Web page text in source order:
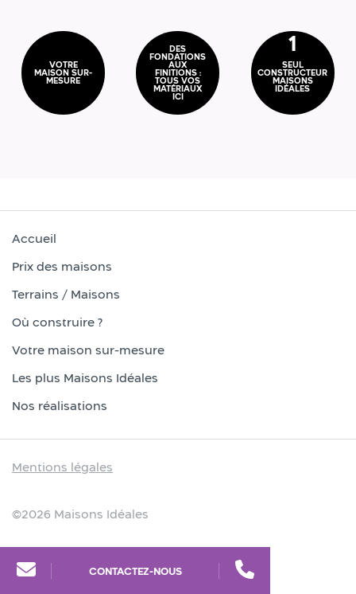
CONTACTEZ-NOUS
VOTRE
MAISON SUR-
MESURE
DES
FONDATIONS
AUX
FINITIONS :
TOUS VOS
MATÉRIAUX
ICI
1
SEUL
CONSTRUCTEUR
MAISONS
IDÉALES
Accueil
Prix des maisons
Terrains / Maisons
Où construire ?
Votre maison sur-mesure
Les plus Maisons Idéales
Nos réalisations
Mentions légales
©2026 Maisons Idéales